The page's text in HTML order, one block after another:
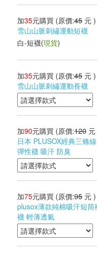
加35元購買 (原價:45 元 )
雪山山脈刺繡運動短襪
白-短襪(現貨)
加35元購買 (原價:45 元 )
雪山山脈刺繡運動長襪
加90元購買 (原價:120
日本 PLUSOX經典三條
彈性襪 吸汗 防臭
加75元購買 (原價:95 元 )
plusox薄款純棉吸汗短
襪 輕薄透氣